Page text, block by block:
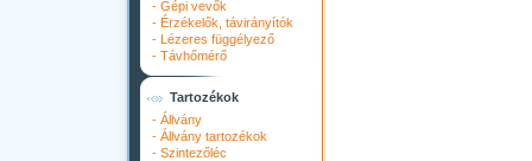
- Gépi vevők
- Érzékelők, távirányítók
- Lézeres függélyező
- Távhőmérő
Tartozékok
- Állvány
- Állvány tartozékok
- Szintezőléc